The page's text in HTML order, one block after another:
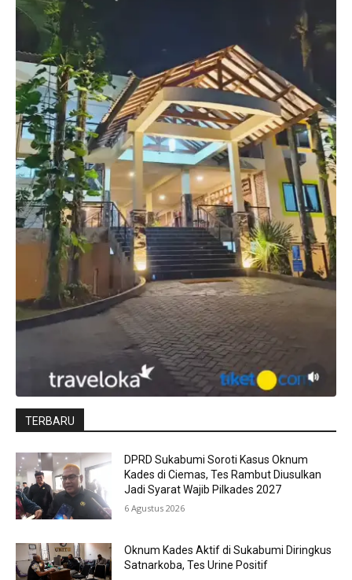
TERBARU
DPRD Sukabumi Soroti Kasus Oknum
Kades di Ciemas, Tes Rambut Diusulkan
Jadi Syarat Wajib Pilkades 2027
6 Agustus 2026
Oknum Kades Aktif di Sukabumi Diringkus
Satnarkoba, Tes Urine Positif